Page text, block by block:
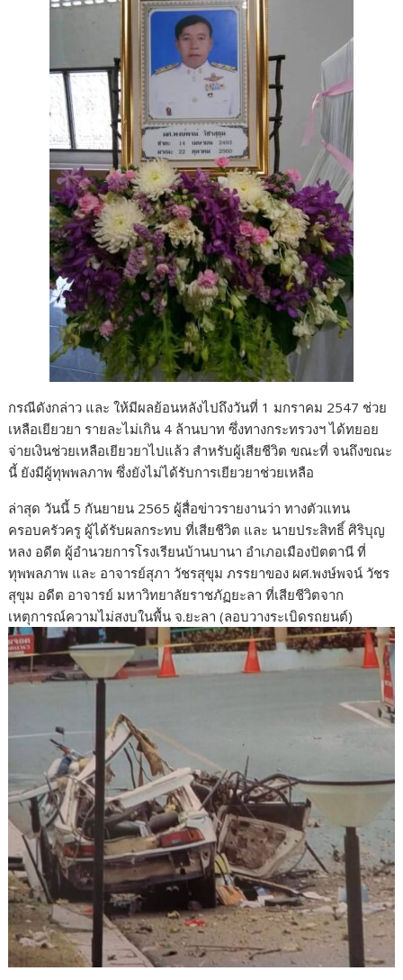
กรณีดังกล่าว และ ให้มีผลย้อนหลังไปถึงวันที่ 1 มกราคม 2547 ช่วย
เหลือเยียวยา รายละไม่เกิน 4 ล้านบาท ซึ่งทางกระทรวงฯ ได้ทยอย
จ่ายเงินช่วยเหลือเยียวยาไปแล้ว สำหรับผู้เสียชีวิต ขณะที่ จนถึงขณะ
นี้ ยังมีผู้ทุพพลภาพ ซึ่งยังไม่ได้รับการเยียวยาช่วยเหลือ
ล่าสุด วันนี้ 5 กันยายน 2565 ผู้สื่อข่าวรายงานว่า ทางตัวแทน
ครอบครัวครู ผู้ได้รับผลกระทบ ที่เสียชีวิต และ นายประสิทธิ์ ศิริบุญ
หลง อดีต ผู้อำนวยการโรงเรียนบ้านบานา อำเภอเมืองปัตตานี ที่
ทุพพลภาพ และ อาจารย์สุภา วัชรสุขุม ภรรยาของ ผศ.พงษ์พจน์ วัชร
สุขุม อดีต อาจารย์ มหาวิทยาลัยราชภัฏยะลา ที่เสียชีวิตจาก
เหตุการณ์ความไม่สงบในพื้น จ.ยะลา (ลอบวางระเบิดรถยนต์)